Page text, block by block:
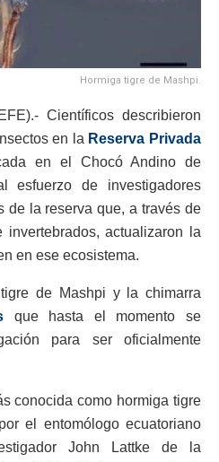
Hormiga tigre de Mashpi.
Científicos describieron
en la Reserva Privada
en el Chocó Andino de
esfuerzo de investigadores
de la reserva que, a través de
invertebrados, actualizaron la
en ese ecosistema.
de Mashpi y la chimarra
que hasta el momento se
para ser oficialmente
conocida como hormiga tigre
el entomólogo ecuatoriano
John Lattke de la